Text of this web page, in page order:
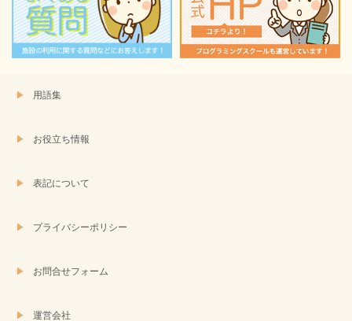
用語集
お役立ち情報
表記について
プライバシーポリシー
お問合せフォーム
運営会社